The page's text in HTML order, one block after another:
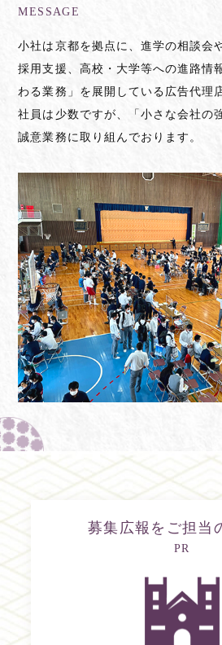
MESSAGE
小社は京都を拠点に、進学の相談会
採用支援、高校・大学等への進路情
わる業務」を展開している広告代理
社員は少数ですが、「小さな会社の
誠意業務に取り組んでおります。
募集広報をご担当
PR